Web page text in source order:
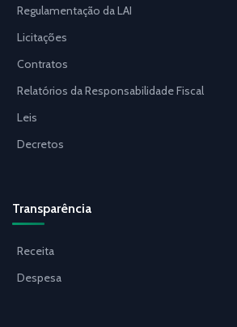
Regulamentação da LAI
Licitações
Contratos
Relatórios da Responsabilidade Fiscal
Leis
Decretos
Transparência
Receita
Despesa